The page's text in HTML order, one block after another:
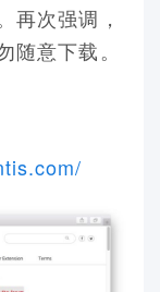
再次强调，
意下载。